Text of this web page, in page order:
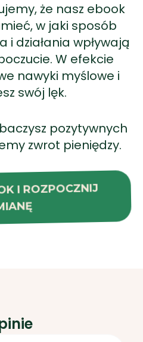
że nasz ebook
w jaki sposób
i działania wpływają
W efekcie
nawyki myślowe i
swój lęk.
pozytywnych
zwrot pieniędzy.
I ROZPOCZNIJ